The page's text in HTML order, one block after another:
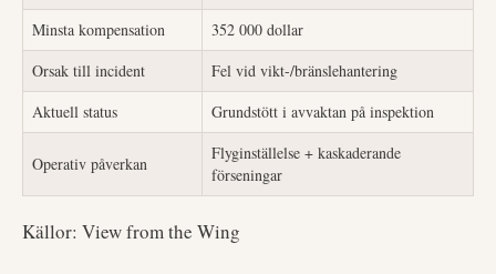
Minsta kompensation
352 000 dollar
Orsak till incident
Fel vid vikt-/bränslehantering
Aktuell status
Grundstött i avvaktan på inspektion
Operativ påverkan
Flyginställelse + kaskaderande
förseningar
Källor: View from the Wing